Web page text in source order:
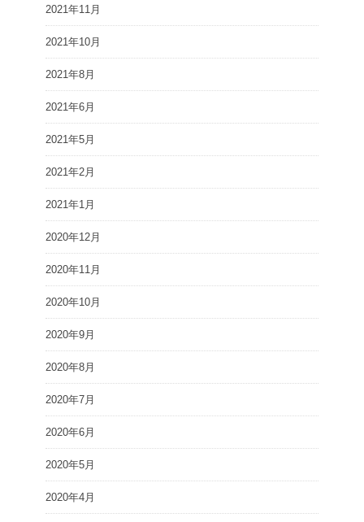
2021年11月
2021年10月
2021年8月
2021年6月
2021年5月
2021年2月
2021年1月
2020年12月
2020年11月
2020年10月
2020年9月
2020年8月
2020年7月
2020年6月
2020年5月
2020年4月